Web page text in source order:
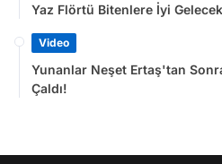
Yaz Flörtü Bitenlere İyi
Video
Yunanlar Neşet Ertaş'tan
Çaldı!